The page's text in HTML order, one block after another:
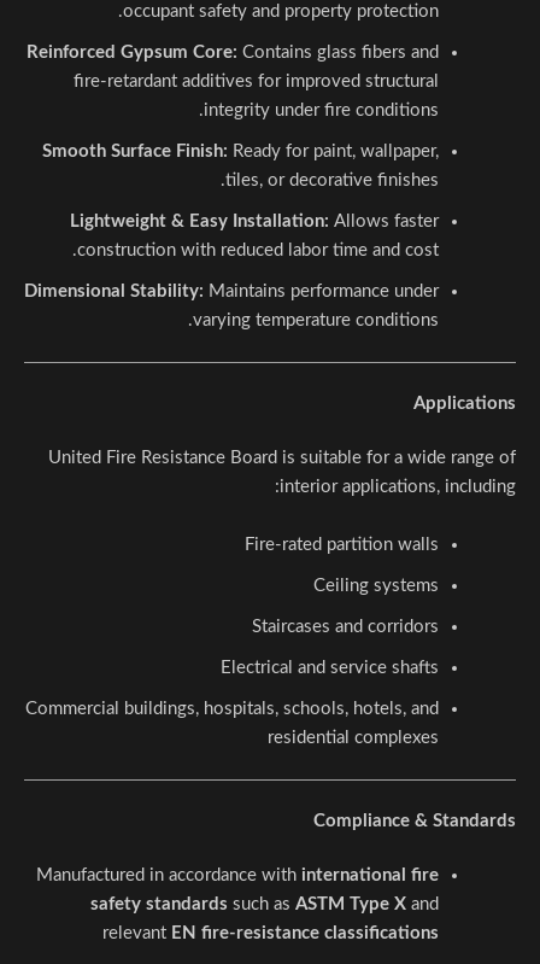
occupant safety and property protection.
Reinforced Gypsum Core: Contains glass fibers and
fire-retardant additives for improved structural
integrity under fire conditions.
Smooth Surface Finish: Ready for paint, wallpaper,
tiles, or decorative finishes.
Lightweight & Easy Installation: Allows faster
construction with reduced labor time and cost.
Dimensional Stability: Maintains performance under
varying temperature conditions.
Applications
United Fire Resistance Board is suitable for a wide range of
interior applications, including:
Fire-rated partition walls
Ceiling systems
Staircases and corridors
Electrical and service shafts
Commercial buildings, hospitals, schools, hotels, and
residential complexes
Compliance & Standards
Manufactured in accordance withinternational fire
safety standards such asASTM Type X and
relevant EN fire-resistance classifications